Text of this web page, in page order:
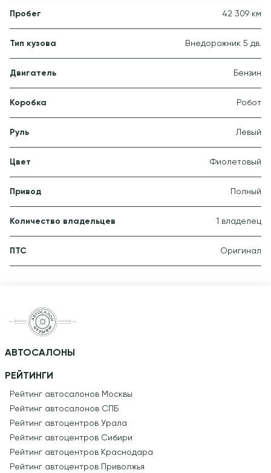
Пробег 42 309 км
Тип кузова Внедорожник 5 дв.
Двигатель Бензин
Коробка Робот
Руль Левый
Цвет Фиолетовый
Привод Полный
Количество владельцев 1 владелец
ПТС Оригинал
АВТОСАЛОНЫ
РЕЙТИНГИ
Рейтинг автосалонов Москвы
Рейтинг автосалонов СПБ
Рейтинг автоцентров Урала
Рейтинг автоцентров Сибири
Рейтинг автоцентров Краснодара
Рейтинг автоцентров Приволжья